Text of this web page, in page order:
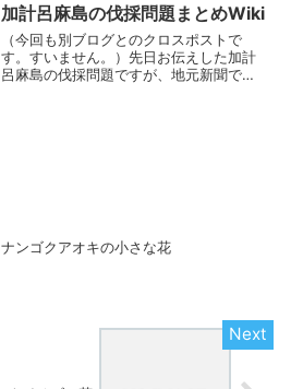
加計呂麻島の伐採問題まとめWiki
（今回も別ブログとのクロスポストで
す。すいません。）先日お伝えした加計
呂麻島の伐採問題ですが、地元新聞でも
ナンゴクアオキの小さな花